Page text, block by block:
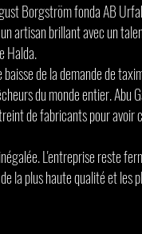
Borgström fonda AB
artisan brillant avec un
Halda.
de la demande de
du monde entier. Abu
de fabricants pour avoir
L'entreprise reste
la plus haute qualité et les